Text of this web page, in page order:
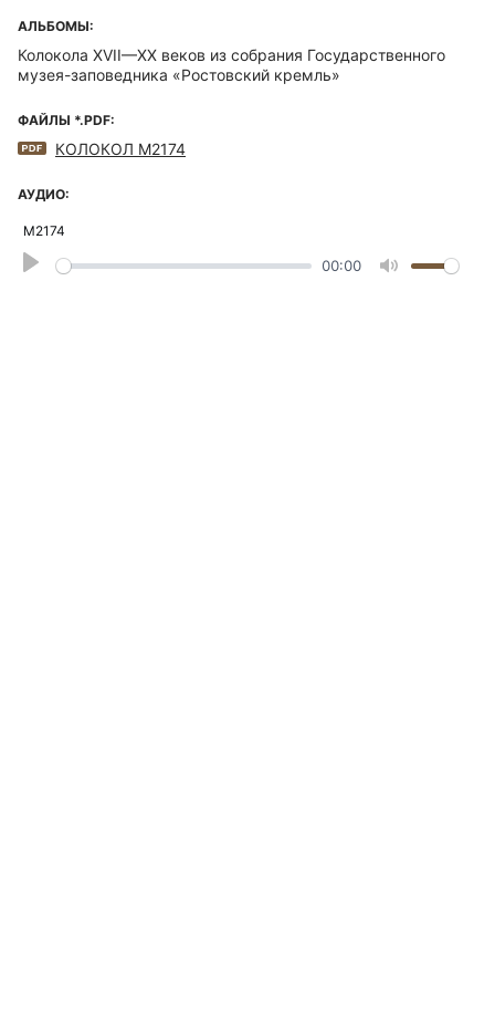
АЛЬБОМЫ:
Колокола XVII—XX веков из собрания Государственного
музея-заповедника «Ростовский кремль»
ФАЙЛЫ *.PDF:
КОЛОКОЛ М2174
АУДИО:
М2174
Play 00:00